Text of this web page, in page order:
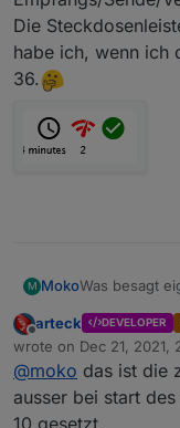
Die
habe ich, wenn ich
36.
M MokoWas besagt
Die
habe ich,
36.
Offline
arteck DEVELOPER
wrote on Dec 21, 2021,
last edited by
@moko das ist die
ausser bei start
10 gesetzt